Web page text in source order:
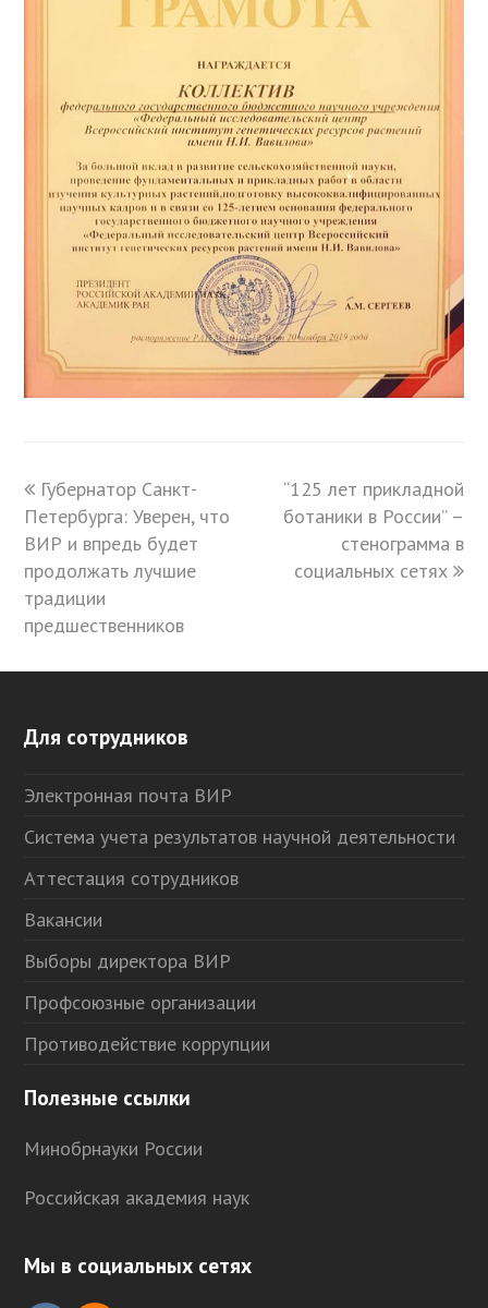
previous
post:
Губернатор Санкт-
Петербурга: Уверен, что
ВИР и впредь будет
продолжать лучшие
традиции
предшественников
next
post:
“125 лет прикладной
ботаники в России” –
стенограмма в
социальных сетях
Для сотрудников
Электронная почта ВИР
Система учета результатов научной деятельности
Аттестация сотрудников
Вакансии
Выборы директора ВИР
Профсоюзные организации
Противодействие коррупции
Полезные ссылки
Минобрнауки России
Российская академия наук
Мы в социальных сетях